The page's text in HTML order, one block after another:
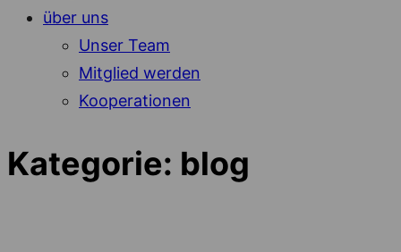
über uns
Unser Team
Mitglied werden
Kooperationen
Kategorie: blog